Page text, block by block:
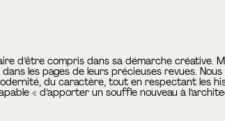
d’être compris dans sa démarche créative.
les pages de leurs précieuses revues.
du caractère, tout en respectant les
« d’apporter un souffle nouveau à